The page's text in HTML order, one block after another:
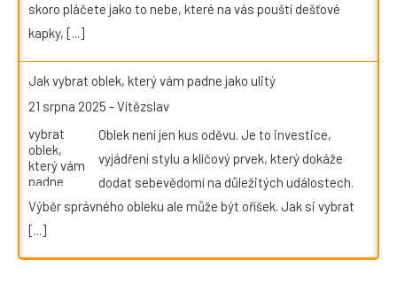
skoro pláčete jako to nebe, které na vás pouští dešťové
kapky, [...]
Jak vybrat oblek, který vám padne jako ulitý
21 srpna 2025 -Vítězslav
Oblek není jen kus oděvu. Je to investice,
vyjádření stylu a klíčový prvek, který dokáže
dodat sebevědomí na důležitých událostech.
Výběr správného obleku ale může být oříšek. Jak si vybrat
[...]